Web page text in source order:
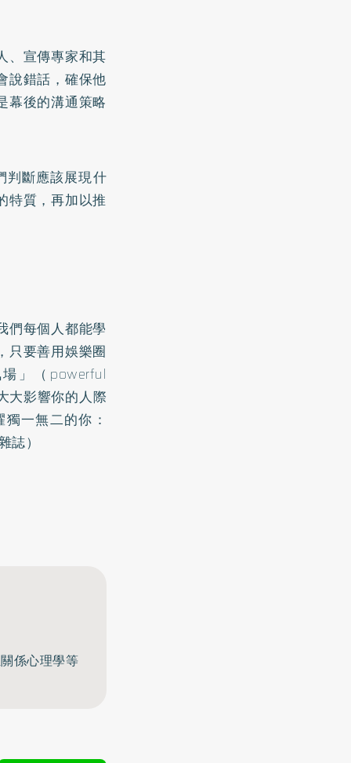
、宣傳專家和其
說錯話，確保他
幕後的溝通策略
判斷應該展現什
特質，再加以推
們每個人都能學
只要善用娛樂圈
」（powerful
大影響你的人際
一無二的你：
）
係心理學等